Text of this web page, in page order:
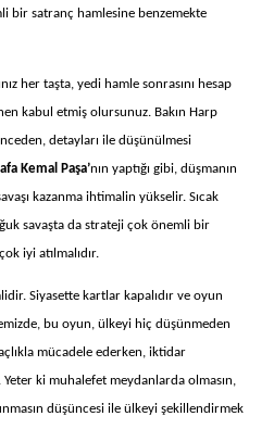
bir satranç hamlesine benzemekte
her taşta, yedi hamle sonrasını hesap
kabul etmiş olursunuz. Bakın Harp
detayları ile düşünülmesi
Kemal Paşa’nın yaptığı gibi, düşmanın
kazanma ihtimalin yükselir. Sıcak
savaşta da strateji çok önemli bir
iyi atılmalıdır.
Siyasette kartlar kapalıdır ve oyun
bu oyun, ülkeyi hiç düşünmeden
mücadele ederken, iktidar
ki muhalefet meydanlarda olmasın,
düşüncesi ile ülkeyi şekillendirmek